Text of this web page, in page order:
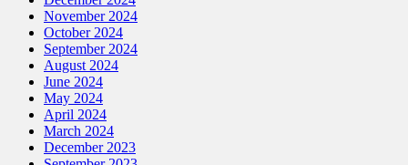
November 2024
October 2024
September 2024
August 2024
June 2024
May 2024
April 2024
March 2024
December 2023